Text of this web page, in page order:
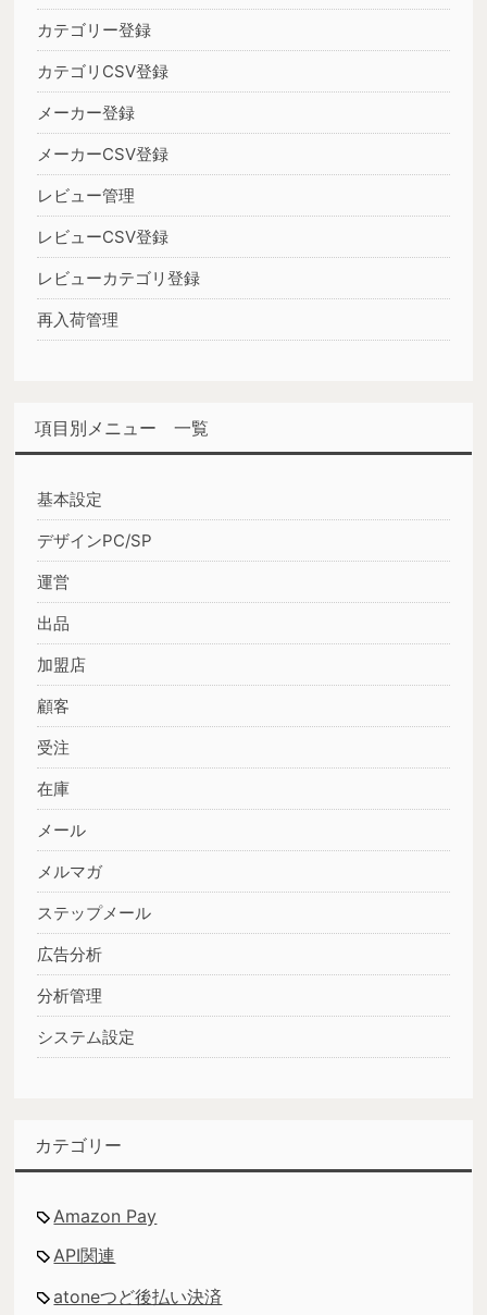
カテゴリー登録
カテゴリCSV登録
メーカー登録
メーカーCSV登録
レビュー管理
レビューCSV登録
レビューカテゴリ登録
再入荷管理
項目別メニュー 一覧
基本設定
デザインPC/SP
運営
出品
加盟店
顧客
受注
在庫
メール
メルマガ
ステップメール
広告分析
分析管理
システム設定
カテゴリー
Amazon Pay
API関連
atoneつど後払い決済